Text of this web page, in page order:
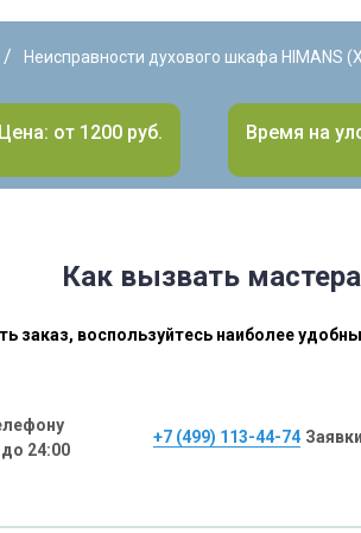
/ Неисправности духового шкафа HIMANS
Цена: от 1200 руб. Время на
Как вызвать мастера
заказ, воспользуйтесь наиболее
до 24:00
+7 (499) 113-44-74